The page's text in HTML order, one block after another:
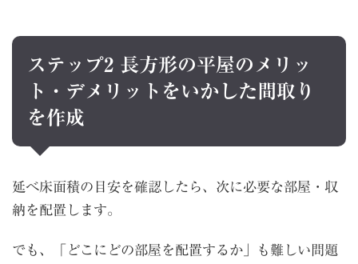
ステップ2 長方形の平屋のメリッ
ト・デメリットをいかした間取り
を作成
延べ床面積の目安を確認したら、次に必要な部屋・収
納を配置します。
でも、「どこにどの部屋を配置するか」も難しい問題